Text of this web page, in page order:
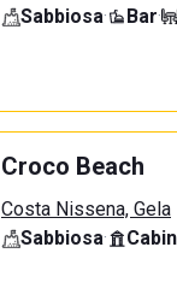
Sabbiosa· Bar·
Croco Beach
Costa Nissena, Gela
Sabbiosa·